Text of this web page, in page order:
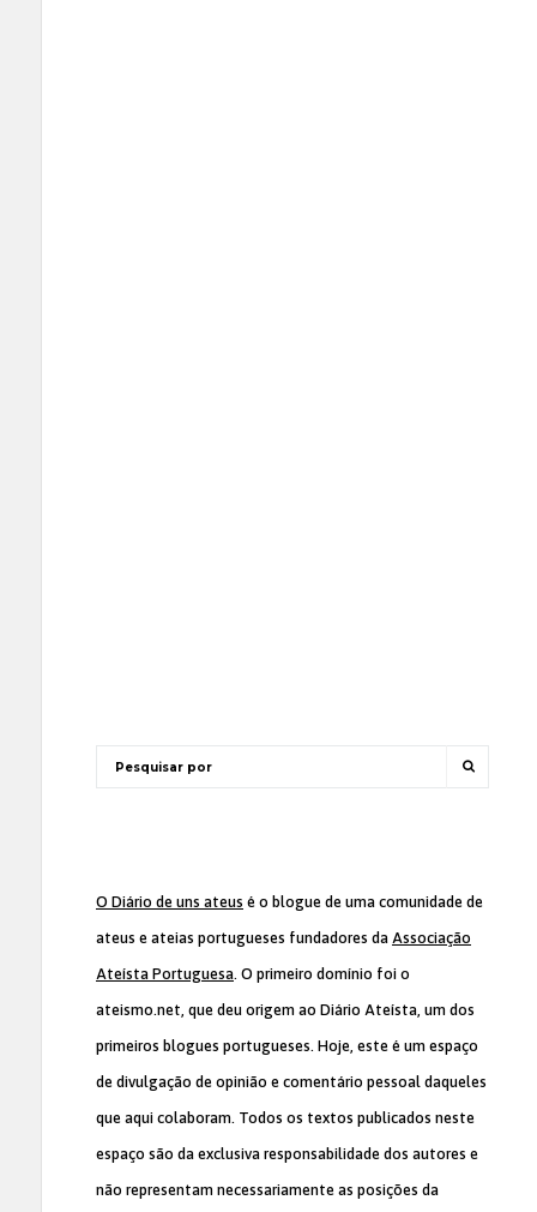
O Diário de uns ateus é o blogue de uma comunidade de
ateus e ateias portugueses fundadores da Associação
Ateísta Portuguesa. O primeiro domínio foi o
ateismo.net, que deu origem ao Diário Ateísta, um dos
primeiros blogues portugueses. Hoje, este é um espaço
de divulgação de opinião e comentário pessoal daqueles
que aqui colaboram. Todos os textos publicados neste
espaço são da exclusiva responsabilidade dos autores e
não representam necessariamente as posições da